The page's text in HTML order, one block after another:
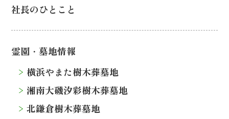
社長のひとこと
霊園・墓地情報
横浜やまた樹木葬墓地
湘南大磯汐彩樹木葬墓地
北鎌倉樹木葬墓地